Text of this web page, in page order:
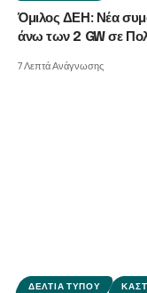
Όμιλος ΔΕΗ: Νέα
άνω των 2 GW σε
7 Λεπτά Ανάγνωσης
ΔΕΛΤΊΑ ΤΎΠΟΥ